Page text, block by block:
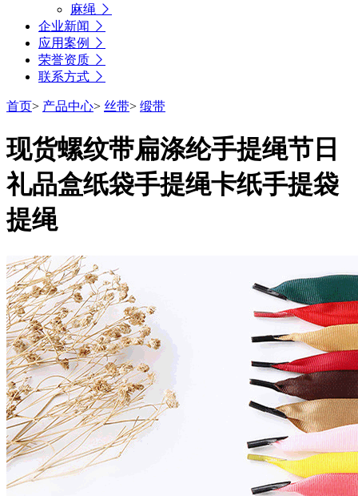
麻绳
企业新闻
应用案例
荣誉资质
联系方式
首页> 产品中心> 丝带> 缎带
现货螺纹带扁涤纶手提绳节日
礼品盒纸袋手提绳卡纸手提袋
提绳